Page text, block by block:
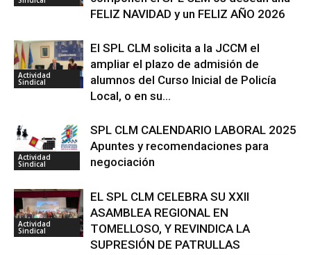
FELIZ NAVIDAD y un FELIZ AÑO 2026
Actividad
Sindical
El SPL CLM solicita a la JCCM el
ampliar el plazo de admisión de
alumnos del Curso Inicial de Policía
Local, o en su...
Actividad
Sindical
SPL CLM CALENDARIO LABORAL 2025
Apuntes y recomendaciones para
negociación
Actividad
Sindical
EL SPL CLM CELEBRA SU XXII
ASAMBLEA REGIONAL EN
TOMELLOSO, Y REVINDICA LA
SUPRESIÓN DE PATRULLAS